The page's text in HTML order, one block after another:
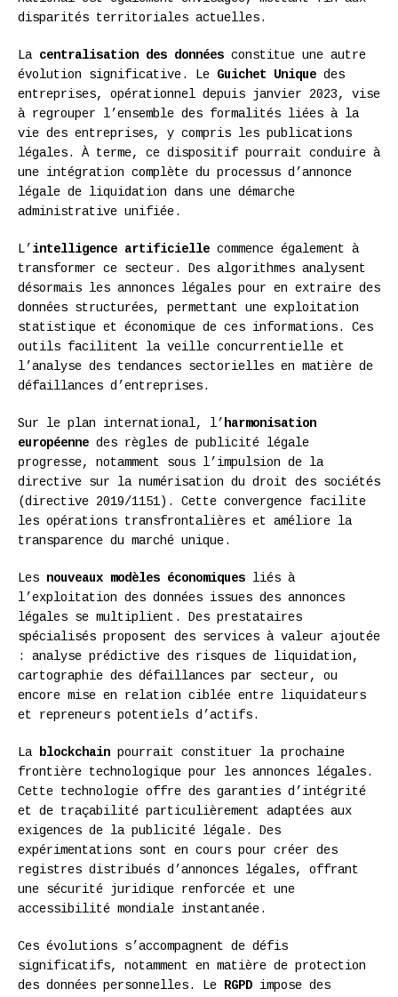
disparités territoriales actuelles.
La centralisation des données constitue une autre
évolution significative. Le Guichet Unique des
entreprises, opérationnel depuis janvier 2023, vise
à regrouper l’ensemble des formalités liées à la
vie des entreprises, y compris les publications
légales. À terme, ce dispositif pourrait conduire à
une intégration complète du processus d’annonce
légale de liquidation dans une démarche
administrative unifiée.
L’ intelligence artificielle commence également à
transformer ce secteur. Des algorithmes analysent
désormais les annonces légales pour en extraire des
données structurées, permettant une exploitation
statistique et économique de ces informations. Ces
outils facilitent la veille concurrentielle et
l’analyse des tendances sectorielles en matière de
défaillances d’entreprises.
Sur le plan international, l’ harmonisation
européenne des règles de publicité légale
progresse, notamment sous l’impulsion de la
directive sur la numérisation du droit des sociétés
(directive 2019/1151). Cette convergence facilite
les opérations transfrontalières et améliore la
transparence du marché unique.
Les nouveaux modèles économiques liés à
l’exploitation des données issues des annonces
légales se multiplient. Des prestataires
spécialisés proposent des services à valeur ajoutée
: analyse prédictive des risques de liquidation,
cartographie des défaillances par secteur, ou
encore mise en relation ciblée entre liquidateurs
et repreneurs potentiels d’actifs.
La blockchain pourrait constituer la prochaine
frontière technologique pour les annonces légales.
Cette technologie offre des garanties d’intégrité
et de traçabilité particulièrement adaptées aux
exigences de la publicité légale. Des
expérimentations sont en cours pour créer des
registres distribués d’annonces légales, offrant
une sécurité juridique renforcée et une
accessibilité mondiale instantanée.
Ces évolutions s’accompagnent de défis
significatifs, notamment en matière de protection
des données personnelles. Le
RGPD impose des